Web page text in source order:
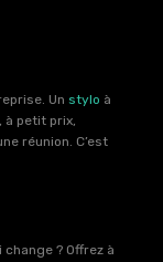
Un stylo à
à petit prix,
réunion. C’est
? Offrez à